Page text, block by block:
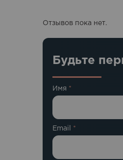
Отзывов пока нет.
Будьте
Имя *
Email *